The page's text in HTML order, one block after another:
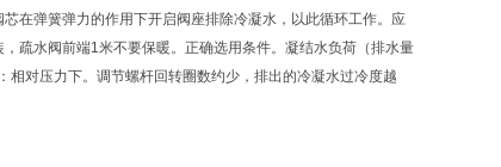
在弹簧弹力的作用下开启阀座排除冷凝水，以此循环工作。应
疏水阀前端1米不要保暖。正确选用条件。凝结水负荷（排水量
对压力下。调节螺杆回转圈数约少，排出的冷凝水过冷度越